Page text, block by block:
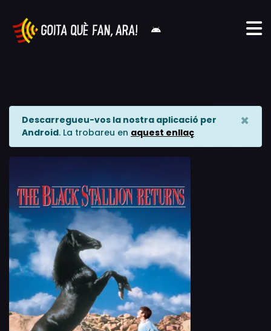
Descarregueu-vos la nostra aplicació per
Android. La trobareu en aquest enllaç
×